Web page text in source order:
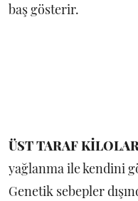
baş gösterir.
ÜST TARAF
yağlanma ile kendini
Genetik sebepler